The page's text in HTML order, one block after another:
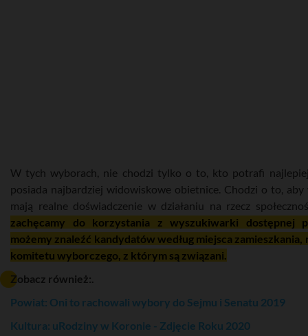
W tych wyborach, nie chodzi tylko o to, kto potrafi
posiada najbardziej widowiskowe obietnice. Chodzi o to,
mają realne doświadczenie w działaniu na rzecz
zachęcamy do korzystania z wyszukiwarki dostępnej
możemy znaleźć kandydatów według miejsca zamieszkania,
komitetu wyborczego, z którym są związani.
Zobacz również:.
Powiat: Oni to rachowali wybory do Sejmu i Senatu 2019
Kultura: uRodziny w Koronie - Zdjęcie Roku 2020